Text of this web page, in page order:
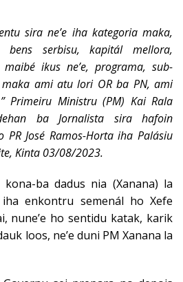
sira ne’e iha kategoria maka,
bens serbisu, kapitál mellora,
ikus ne’e, programa, sub-
maka ami atu lori OR ba PN, ami
Primeiru Ministru (PM) Kai Rala
ba Jornalista sira hafoin
PR José Ramos-Horta iha Palásiu
Kinta 03/08/2023.
ba dadus nia (Xanana) la
enkontru semenál ho Xefe
nune’e ho sentidu katak, karik
loos, ne’e duni PM Xanana la